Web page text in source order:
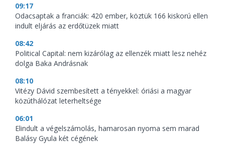
09:17
Odacsaptak a franciák: 420 ember, köztük 166 kiskorú ellen
indult eljárás az erdőtüzek miatt
08:42
Political Capital: nem kizárólag az ellenzék miatt lesz nehéz
dolga Baka Andrásnak
08:10
Vitézy Dávid szembesített a tényekkel: óriási a magyar
közúthálózat leterheltsége
06:01
Elindult a végelszámolás, hamarosan nyoma sem marad
Balásy Gyula két cégének